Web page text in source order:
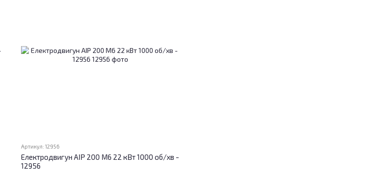
Артикул: 12956
Електродвигун АІР 200 M6 22 кВт 1000 об/хв -
12956